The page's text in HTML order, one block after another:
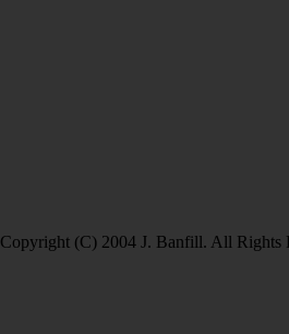
Copyright (C) 2004 J. Banfill. All Rights